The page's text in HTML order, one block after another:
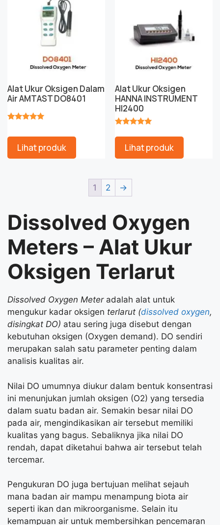
Alat Ukur Oksigen Dalam
Air AMTAST DO8401
Lihat produk
Alat Ukur Oksigen
HANNA INSTRUMENT
HI2400
Lihat produk
1 2 →
Dissolved Oxygen
Meters – Alat Ukur
Oksigen Terlarut
Dissolved Oxygen Meteradalah alat untuk
mengukur kadar oksigen terlarut (dissolved oxygen,
disingkat DO) atau sering juga disebut dengan
kebutuhan oksigen (Oxygen demand). DO sendiri
merupakan salah satu parameter penting dalam
analisis kualitas air.
Nilai DO umumnya diukur dalam bentuk konsentrasi
ini menunjukan jumlah oksigen (O2) yang tersedia
dalam suatu badan air. Semakin besar nilai DO
pada air, mengindikasikan air tersebut memiliki
kualitas yang bagus. Sebaliknya jika nilai DO
rendah, dapat diketahui bahwa air tersebut telah
tercemar.
Pengukuran DO juga bertujuan melihat sejauh
mana badan air mampu menampung biota air
seperti ikan dan mikroorganisme. Selain itu
kemampuan air untuk membersihkan pencemaran